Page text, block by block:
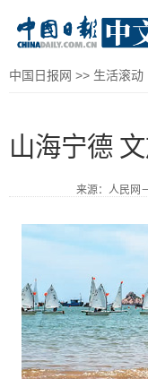
中国日报网 >> 生活滚动
山海宁德
来源：人民网